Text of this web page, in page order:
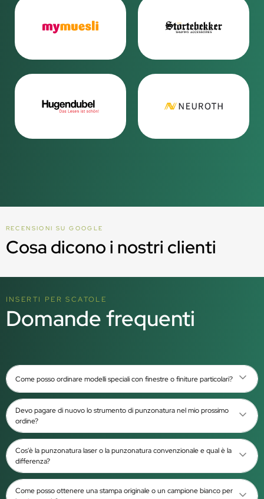
RECENSIONI SU GOOGLE
Cosa dicono i nostri clienti
INSERTI PER SCATOLE
Domande frequenti
Come posso ordinare modelli speciali con finestre o finiture particolari?
Devo pagare di nuovo lo strumento di punzonatura nel mio prossimo
ordine?
Cos'è la punzonatura laser o la punzonatura convenzionale e qual è la
differenza?
Come posso ottenere una stampa originale o un campione bianco per